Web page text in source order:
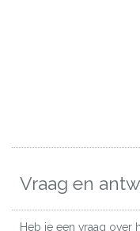
Vraag en
Heb je een vraag over